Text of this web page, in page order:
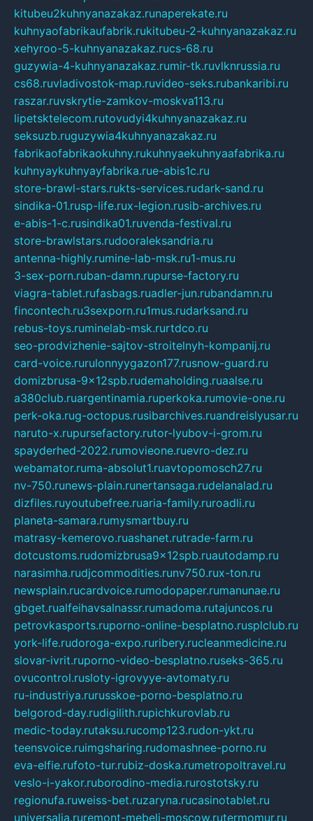
kitubeu2kuhnyanazakaz.runaperekate.ru
kuhnyaofabrikaufabrik.rukitubeu-2-kuhnyanazakaz.ru
xehyroo-5-kuhnyanazakaz.rucs-68.ru
guzywia-4-kuhnyanazakaz.rumir-tk.ruvlknrussia.ru
cs68.ruvladivostok-map.ruvideo-seks.rubankaribi.ru
raszar.ruvskrytie-zamkov-moskva113.ru
lipetsktelecom.rutovudyi4kuhnyanazakaz.ru
seksuzb.ruguzywia4kuhnyanazakaz.ru
fabrikaofabrikaokuhny.rukuhnyaekuhnyaafabrika.ru
kuhnyaykuhnyayfabrika.rue-abis1c.ru
store-brawl-stars.rukts-services.rudark-sand.ru
sindika-01.rusp-life.rux-legion.rusib-archives.ru
e-abis-1-c.rusindika01.ruvenda-festival.ru
store-brawlstars.rudooraleksandria.ru
antenna-highly.rumine-lab-msk.ru1-mus.ru
3-sex-porn.ruban-damn.rupurse-factory.ru
viagra-tablet.rufasbags.ruadler-jun.rubandamn.ru
fincontech.ru3sexporn.ru1mus.rudarksand.ru
rebus-toys.ruminelab-msk.rurtdco.ru
seo-prodvizhenie-sajtov-stroitelnyh-kompanij.ru
card-voice.rurulonnyygazon177.rusnow-guard.ru
domizbrusa-9x12spb.rudemaholding.ruaalse.ru
a380club.ruargentinamia.ruperkoka.rumovie-one.ru
perk-oka.rug-octopus.rusibarchives.ruandreislyusar.ru
naruto-x.rupursefactory.rutor-lyubov-i-grom.ru
spayderhed-2022.rumovieone.ruevro-dez.ru
webamator.ruma-absolut1.ruavtopomosch27.ru
nv-750.runews-plain.runertansaga.rudelanalad.ru
dizfiles.ruyoutubefree.ruaria-family.ruroadli.ru
planeta-samara.rumysmartbuy.ru
matrasy-kemerovo.ruashanet.rutrade-farm.ru
dotcustoms.rudomizbrusa9x12spb.ruautodamp.ru
narasimha.rudjcommodities.runv750.rux-ton.ru
newsplain.rucardvoice.rumodopaper.rumanunae.ru
gbget.rualfeihavsalnassr.rumadoma.rutajuncos.ru
petrovkasports.ruporno-online-besplatno.rusplclub.ru
york-life.rudoroga-expo.ruribery.rucleanmedicine.ru
slovar-ivrit.ruporno-video-besplatno.ruseks-365.ru
ovucontrol.rusloty-igrovyye-avtomaty.ru
ru-industriya.rurusskoe-porno-besplatno.ru
belgorod-day.rudigilith.rupichkurovlab.ru
medic-today.rutaksu.rucomp123.rudon-ykt.ru
teensvoice.ruimgsharing.rudomashnee-porno.ru
eva-elfie.rufoto-tur.rubiz-doska.rumetropoltravel.ru
veslo-i-yakor.ruborodino-media.rurostotsky.ru
regionufa.ruweiss-bet.ruzaryna.rucasinotablet.ru
universalia.ruremont-mebeli-moscow.rutermomur.ru